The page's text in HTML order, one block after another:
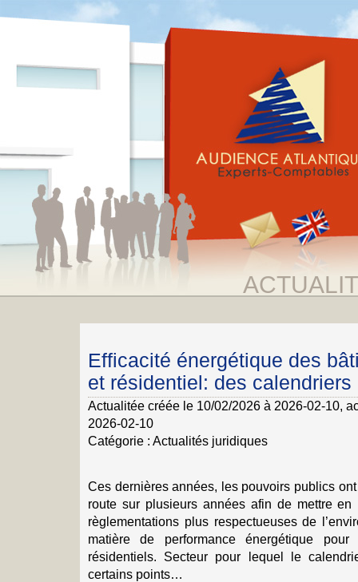
Efficacité énergétique des
et résidentiel: des calendriers
Actualitée créée le 10/02/2026 à 2026-02-10,
2026-02-10
Catégorie : Actualités juridiques
Ces dernières années, les pouvoirs publics
route sur plusieurs années afin de mettre
règlementations plus respectueuses de
matière de performance énergétique
résidentiels. Secteur pour lequel le
certains points…